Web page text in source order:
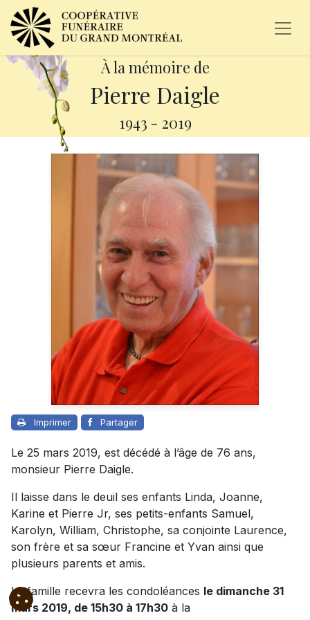
À la mémoire de
Pierre Daigle
1943 - 2019
Imprimer Partager
Le 25 mars 2019, est décédé à l’âge de 76 ans,
monsieur Pierre Daigle.
Il laisse dans le deuil ses enfants Linda, Joanne,
Karine et Pierre Jr, ses petits-enfants Samuel,
Karolyn, William, Christophe, sa conjointe Laurence,
son frère et sa sœur Francine et Yvan ainsi que
plusieurs parents et amis.
La famille recevra les condoléances le dimanche 31
mars 2019, de 15h30 à 17h30 à la